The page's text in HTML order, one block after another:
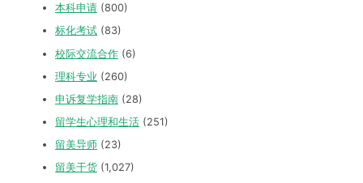
本科申请 (800)
标化考试 (83)
校际交流合作 (6)
理科专业 (260)
申诉复学指南 (28)
留学生心理和生活 (251)
留美导师 (23)
留美干货 (1,027)